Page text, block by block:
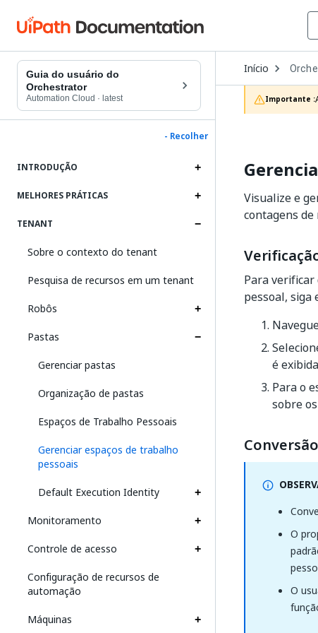
Guia do usuário do
Orchestrator
Automation Cloud · latest
- Recolher
INTRODUÇÃO
MELHORES PRÁTICAS
TENANT
Sobre o contexto do tenant
Pesquisa de recursos em um tenant
Robôs
Pastas
Gerenciar pastas
Organização de pastas
Espaços de Trabalho Pessoais
Gerenciar espaços de trabalho
pessoais
Default Execution Identity
Monitoramento
Controle de acesso
Configuração de recursos de
automação
Máquinas
Início Open
to
choose
Importante :
Visualize e
contagens
Para
pessoal, siga
é
Para o
sobre
O
O